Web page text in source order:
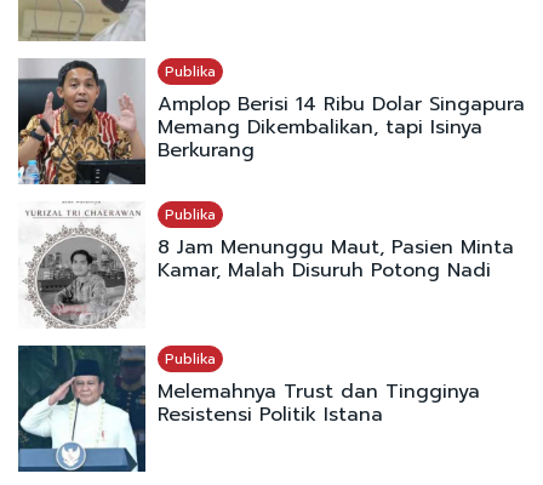
Publika
Amplop Berisi 14 Ribu Dolar Singapura
Memang Dikembalikan, tapi Isinya
Berkurang
Publika
8 Jam Menunggu Maut, Pasien Minta
Kamar, Malah Disuruh Potong Nadi
Publika
Melemahnya Trust dan Tingginya
Resistensi Politik Istana